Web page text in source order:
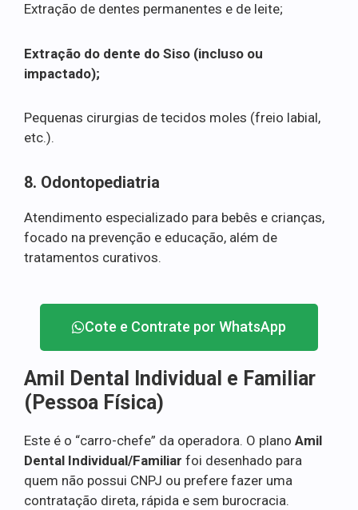
Extração de dentes permanentes e de leite;
Extração do dente do Siso (incluso ou
impactado);
Pequenas cirurgias de tecidos moles (freio labial,
etc.).
8. Odontopediatria
Atendimento especializado para bebês e crianças,
focado na prevenção e educação, além de
tratamentos curativos.
Cote e Contrate por WhatsApp
Amil Dental Individual e Familiar
(Pessoa Física)
Este é o “carro-chefe” da operadora. O plano Amil
Dental Individual/Familiar foi desenhado para
quem não possui CNPJ ou prefere fazer uma
contratação direta, rápida e sem burocracia.